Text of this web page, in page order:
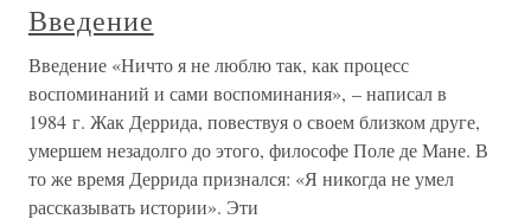
Введение
Введение «Ничто я не люблю так, как процесс
воспоминаний и сами воспоминания», – написал в
1984 г. Жак Деррида, повествуя о своем близком друге,
умершем незадолго до этого, философе Поле де Мане. В
то же время Деррида признался: «Я никогда не умел
рассказывать истории». Эти